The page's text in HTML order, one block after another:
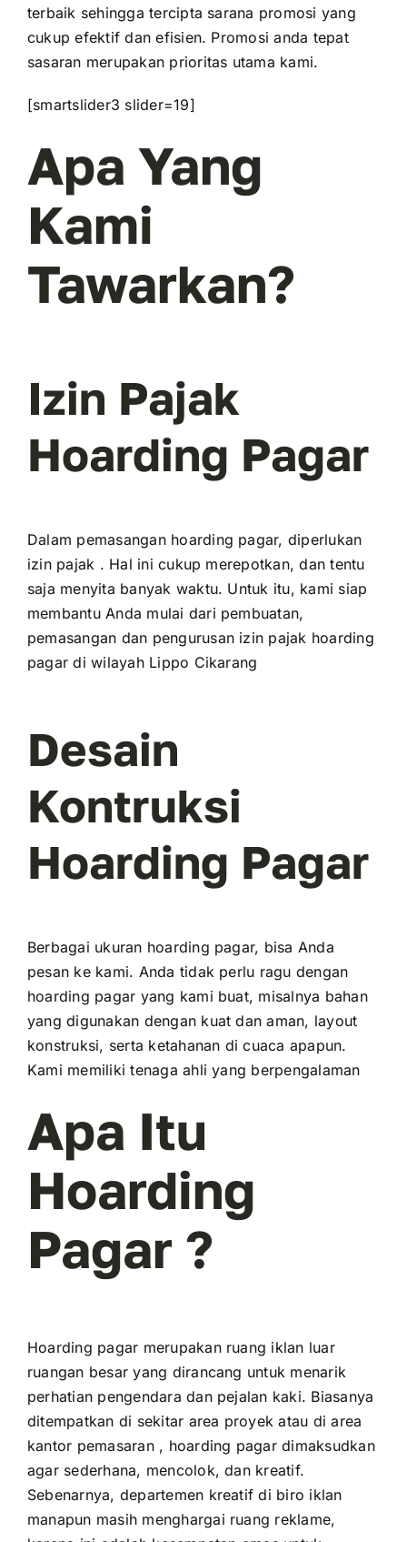
terbaik sehingga tercipta sarana promosi yang
cukup efektif dan efisien. Promosi anda tepat
sasaran merupakan prioritas utama kami.
[smartslider3 slider=19]
Apa Yang
Kami
Tawarkan?
Izin Pajak
Hoarding Pagar
Dalam pemasangan hoarding pagar, diperlukan
izin pajak . Hal ini cukup merepotkan, dan tentu
saja menyita banyak waktu. Untuk itu, kami siap
membantu Anda mulai dari pembuatan,
pemasangan dan pengurusan izin pajak hoarding
pagar di wilayah Lippo Cikarang
Desain
Kontruksi
Hoarding Pagar
Berbagai ukuran hoarding pagar, bisa Anda
pesan ke kami. Anda tidak perlu ragu dengan
hoarding pagar yang kami buat, misalnya bahan
yang digunakan dengan kuat dan aman, layout
konstruksi, serta ketahanan di cuaca apapun.
Kami memiliki tenaga ahli yang berpengalaman
Apa Itu
Hoarding
Pagar ?
Hoarding pagar merupakan ruang iklan luar
ruangan besar yang dirancang untuk menarik
perhatian pengendara dan pejalan kaki. Biasanya
ditempatkan di sekitar area proyek atau di area
kantor pemasaran , hoarding pagar dimaksudkan
agar sederhana, mencolok, dan kreatif.
Sebenarnya, departemen kreatif di biro iklan
manapun masih menghargai ruang reklame,